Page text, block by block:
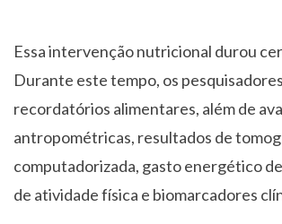
Essa intervenção nutricional durou
Durante este tempo, os
recordatórios alimentares, além de
antropométricas, resultados de
computadorizada, gasto energético
de atividade física e biomarcadores